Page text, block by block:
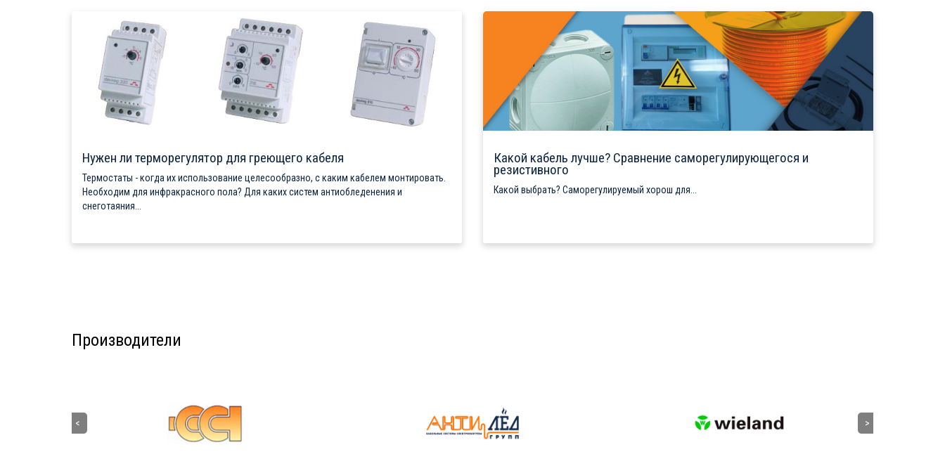
Нужен ли терморегулятор для греющего кабеля
Термостаты - когда их использование целесообразно, с каким кабелем монтировать.
Необходим для инфракрасного пола? Для каких систем антиобледенения и
снеготаяния...
Какой кабель лучше? Сравнение саморегулирующегося и
резистивного
Какой выбрать? Саморегулируемый хорош для...
Производители